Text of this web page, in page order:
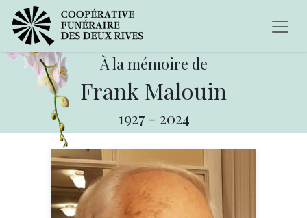
À la mémoire de
Frank Malouin
1927 - 2024